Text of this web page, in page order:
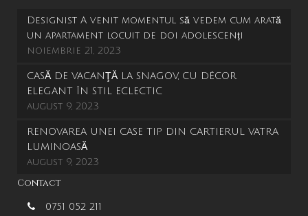
Designist A venit momentul să vedem cum arată
un apartament locuit de doi adolescenți
noiembrie 21, 2023
CASĂ DE VACANŢĂ LA SNAGOV, CU DÉCOR
ELEGANT ÎN STIL ECLECTIC
august 9, 2023
RENOVAREA UNEI CASE TIP DIN CARTIERUL VATRA
LUMINOASĂ
august 9, 2023
Contact
0751 052 211